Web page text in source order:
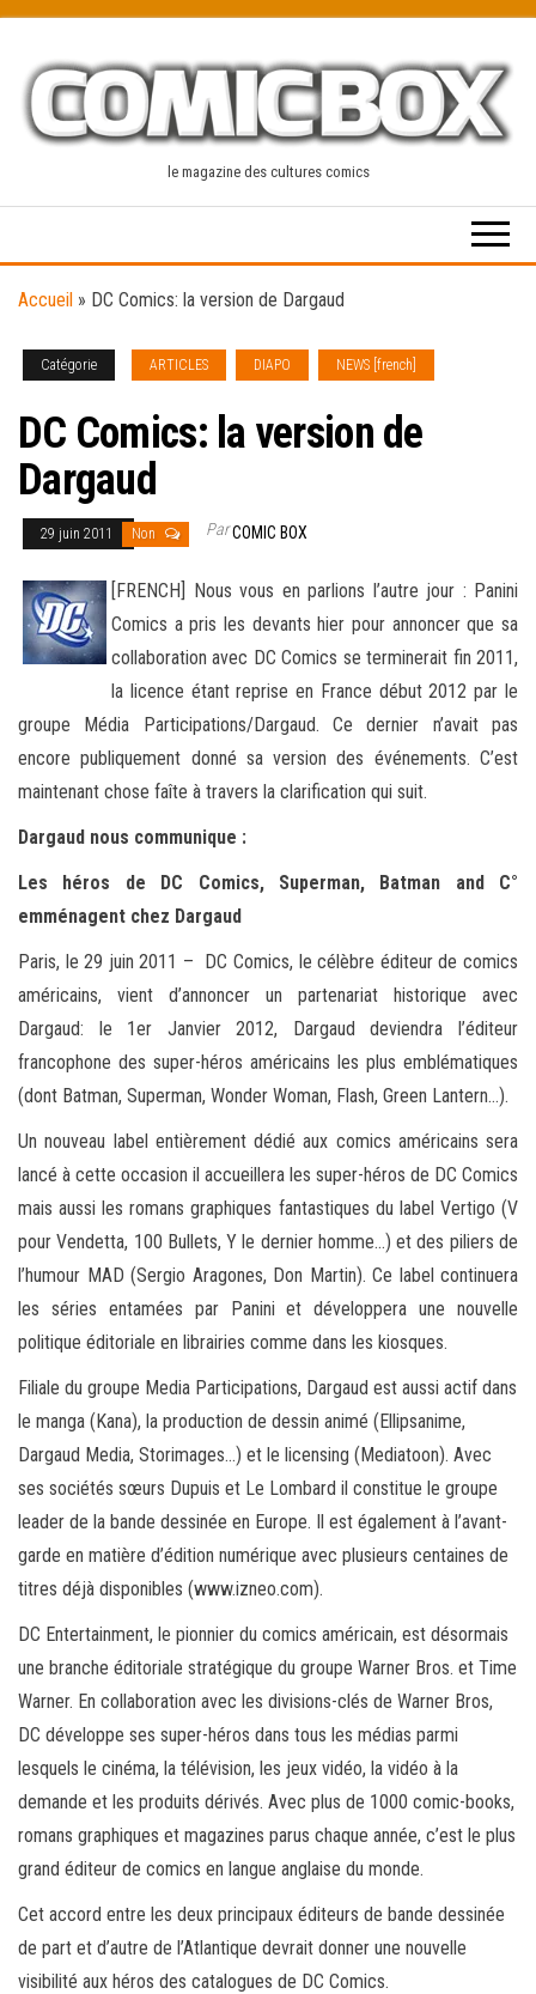
content
le magazine des cultures comics
Accueil » DC Comics: la version de Dargaud
Catégorie ARTICLES DIAPO NEWS [french]
DC Comics: la version de
Dargaud
29 juin 2011 Non ParCOMIC BOX
[FRENCH] Nous vous en parlions l’autre jour : Panini
Comics a pris les devants hier pour annoncer que sa
collaboration avec DC Comics se terminerait fin 2011,
la licence étant reprise en France début 2012 par le
groupe Média Participations/Dargaud. Ce dernier n’avaitpas
encore publiquement donné sa version des événements. C’est
maintenant chose faîte à travers la clarification qui suit.
Dargaud nous communique :
Les héros de DC Comics, Superman, Batman and C°
emménagent chez Dargaud
Paris, le 29 juin 2011 – DC Comics, le célèbre éditeur de comics
américains, vient d’annoncer un partenariat historique avec
Dargaud: le 1er Janvier 2012, Dargaud deviendra l’éditeur
francophone des super-héros américains les plus emblématiques
(dont Batman, Superman, Wonder Woman, Flash, Green Lantern…).
Un nouveau label entièrement dédié aux comics américains sera
lancé à cette occasion il accueillera les super-héros de DC Comics
mais aussi les romans graphiques fantastiques du label Vertigo (V
pour Vendetta, 100 Bullets, Y le dernier homme…) et des piliers de
l’humour MAD (Sergio Aragones, Don Martin). Ce label continuera
les séries entamées par Panini et développera une nouvelle
politique éditoriale en librairies comme dans les kiosques.
Filiale du groupe Media Participations, Dargaud est aussi actif dans
le manga (Kana), la production de dessin animé (Ellipsanime,
Dargaud Media, Storimages…) et le licensing (Mediatoon). Avec
ses sociétés sœurs Dupuis et Le Lombard il constitue le groupe
leader de la bande dessinée en Europe. Il est également à l’avant-
garde en matière d’édition numérique avec plusieurs centaines de
titres déjà disponibles (www.izneo.com).
DC Entertainment, le pionnier du comics américain, est désormais
une branche éditoriale stratégique du groupe Warner Bros. et Time
Warner. En collaboration avec les divisions-clés de Warner Bros,
DC développe ses super-héros dans tous les médias parmi
lesquels le cinéma, la télévision, les jeux vidéo, la vidéo à la
demande et les produits dérivés. Avec plus de 1000 comic-books,
romans graphiques et magazines parus chaque année, c’est le plus
grand éditeur de comics en langue anglaise du monde.
Cet accord entre les deux principaux éditeurs de bande dessinée
de part et d’autre de l’Atlantique devrait donner une nouvelle
visibilité aux héros des catalogues de DC Comics.